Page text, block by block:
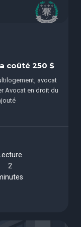
coûté 250 $
avocat
Avocat en droit du
2